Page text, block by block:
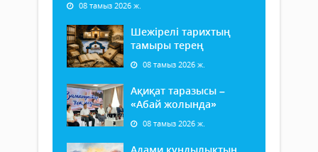
08 тамыз 2026 ж.
Шежірелі тарихтың
тамыры терең
08 тамыз 2026 ж.
Ақиқат таразысы –
«Абай жолында»
08 тамыз 2026 ж.
Адами құндылықтың